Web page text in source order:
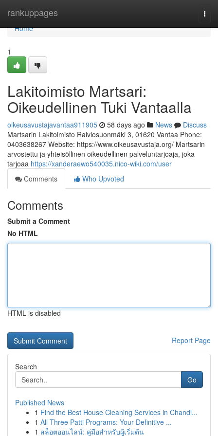
rankuppages
Home
Home
1
Lakitoimisto Martsari:
Oikeudellinen Tuki Vantaalla
oikeusavustajavantaa911905 58 days ago News
Discuss
Martsarin Lakitoimisto Raiviosuonmäki 3, 01620 Vantaa Phone:
0403638267 Website: https://www.oikeusavustaja.org/ Martsarin
arvostettu ja yhteisöllinen oikeudellinen palveluntarjoaja, joka
tarjoaa https://xanderaewo540035.nico-wiki.com/user
Comments
Who Upvoted
Comments
Submit a Comment
No HTML
HTML is disabled
Report Page
Search
Go
Published News
1 Find the Best House Cleaning Services in Chandl...
1 All Three Patti Programs: Your Definitive ...
1 สล็อตออนไลน์: คู่มือสำหรับผู้เริ่มต้น